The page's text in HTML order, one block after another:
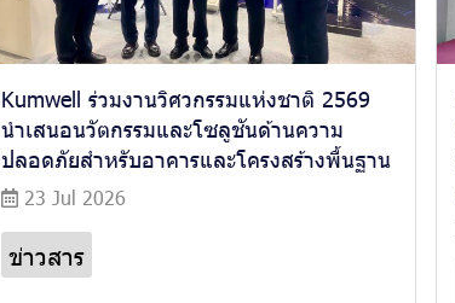
Kumwell ร่วมงานวิศวกรรมแห่งชาติ 2569
นำเสนอนวัตกรรมและโซลูชันด้านความ
ปลอดภัยสำหรับอาคารและโครงสร้างพื้นฐาน
23 Jul 2026
ข่าวสาร